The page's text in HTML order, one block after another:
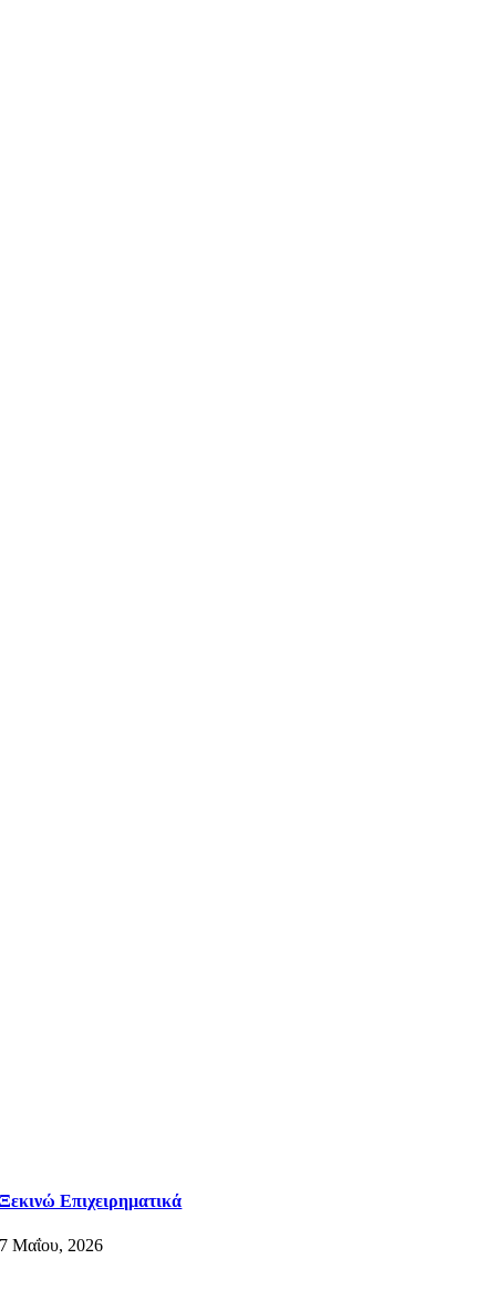
Ξεκινώ Επιχειρηματικά
7 Μαΐου, 2026